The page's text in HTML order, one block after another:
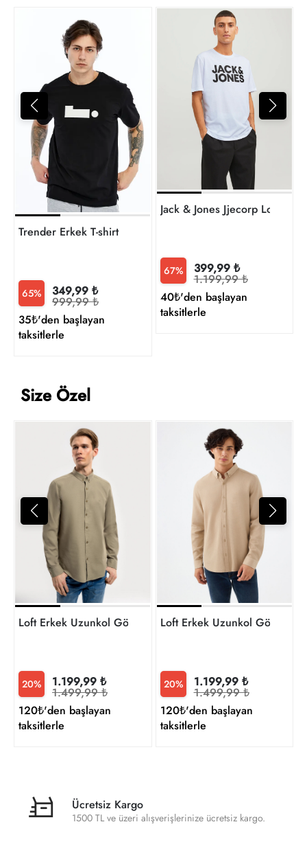
Trender Erkek T-shirt
65% 349,99 ₺
999,99 ₺
35₺'den başlayan
taksitlerle
67% 399,99 ₺
1.199,99 ₺
40₺'den başlayan
taksitlerle
Size Özel
Loft Erkek Uzunkol Gömlek Lf2030872
20% 1.199,99 ₺
1.499,99 ₺
120₺'den başlayan
taksitlerle
Loft Erkek Uzunkol Gömlek
20% 1.199,99 ₺
1.499,99 ₺
120₺'den başlayan
taksitlerle
Ücretsiz Kargo
1500 TL ve üzeri alışverişlerinize ücretsiz kargo.